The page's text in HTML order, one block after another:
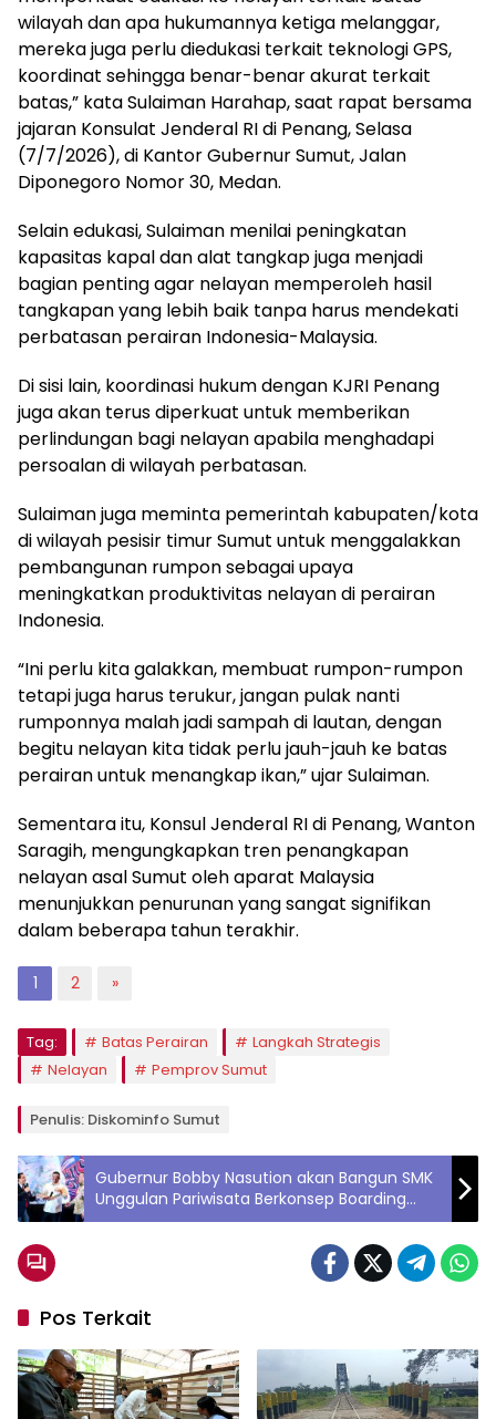
wilayah dan apa hukumannya ketiga melanggar,
mereka juga perlu diedukasi terkait teknologi GPS,
koordinat sehingga benar-benar akurat terkait
batas,” kata Sulaiman Harahap, saat rapat bersama
jajaran Konsulat Jenderal RI di Penang, Selasa
(7/7/2026), di Kantor Gubernur Sumut, Jalan
Diponegoro Nomor 30, Medan.
Selain edukasi, Sulaiman menilai peningkatan
kapasitas kapal dan alat tangkap juga menjadi
bagian penting agar nelayan memperoleh hasil
tangkapan yang lebih baik tanpa harus mendekati
perbatasan perairan Indonesia-Malaysia.
Di sisi lain, koordinasi hukum dengan KJRI Penang
juga akan terus diperkuat untuk memberikan
perlindungan bagi nelayan apabila menghadapi
persoalan di wilayah perbatasan.
Sulaiman juga meminta pemerintah kabupaten/kota
di wilayah pesisir timur Sumut untuk menggalakkan
pembangunan rumpon sebagai upaya
meningkatkan produktivitas nelayan di perairan
Indonesia.
“Ini perlu kita galakkan, membuat rumpon-rumpon
tetapi juga harus terukur, jangan pulak nanti
rumponnya malah jadi sampah di lautan, dengan
begitu nelayan kita tidak perlu jauh-jauh ke batas
perairan untuk menangkap ikan,” ujar Sulaiman.
Sementara itu, Konsul Jenderal RI di Penang, Wanton
Saragih, mengungkapkan tren penangkapan
nelayan asal Sumut oleh aparat Malaysia
menunjukkan penurunan yang sangat signifikan
dalam beberapa tahun terakhir.
1 2 »
Tag: Batas Perairan
Langkah Strategis
Nelayan
Pemprov Sumut
Penulis: Diskominfo Sumut
Gubernur Bobby Nasution akan Bangun SMK
Unggulan Pariwisata Berkonsep Boarding
School di Samosir
Pos Terkait